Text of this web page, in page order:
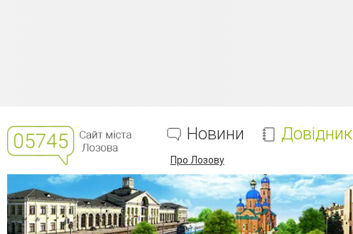
Новини Довідник
Про Лозову